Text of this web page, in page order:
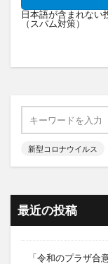
日本語が含まれない
（スパム対策）
新型コロナウイルス
最近の投稿
「令和のプラザ合